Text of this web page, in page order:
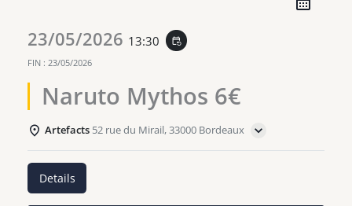
23/05/2026 13:30 event_repeat
FIN : 23/05/2026
Naruto Mythos 6€
Artefacts 52 rue du Mirail, 33000 Bordeaux
Details